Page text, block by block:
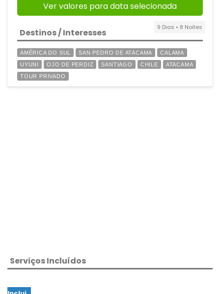
Ver valores para data selecionada
9 Dias • 8 Noites
Destinos / Interesses
AMÉRICA DO SUL SAN PEDRO DE ATACAMA
CALAMA
UYUNI
OJO DE PERDIZ SANTIAGO CHILE
ATACAMA
TOUR PRIVADO
Serviços Incluídos